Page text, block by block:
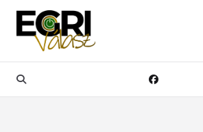
Skip
content